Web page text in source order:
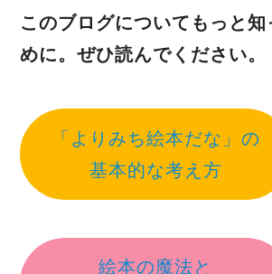
このブログについてもっと
めに。ぜひ読んでください。
「よりみち絵本だな」の
基本的な考え方
絵本の魔法と